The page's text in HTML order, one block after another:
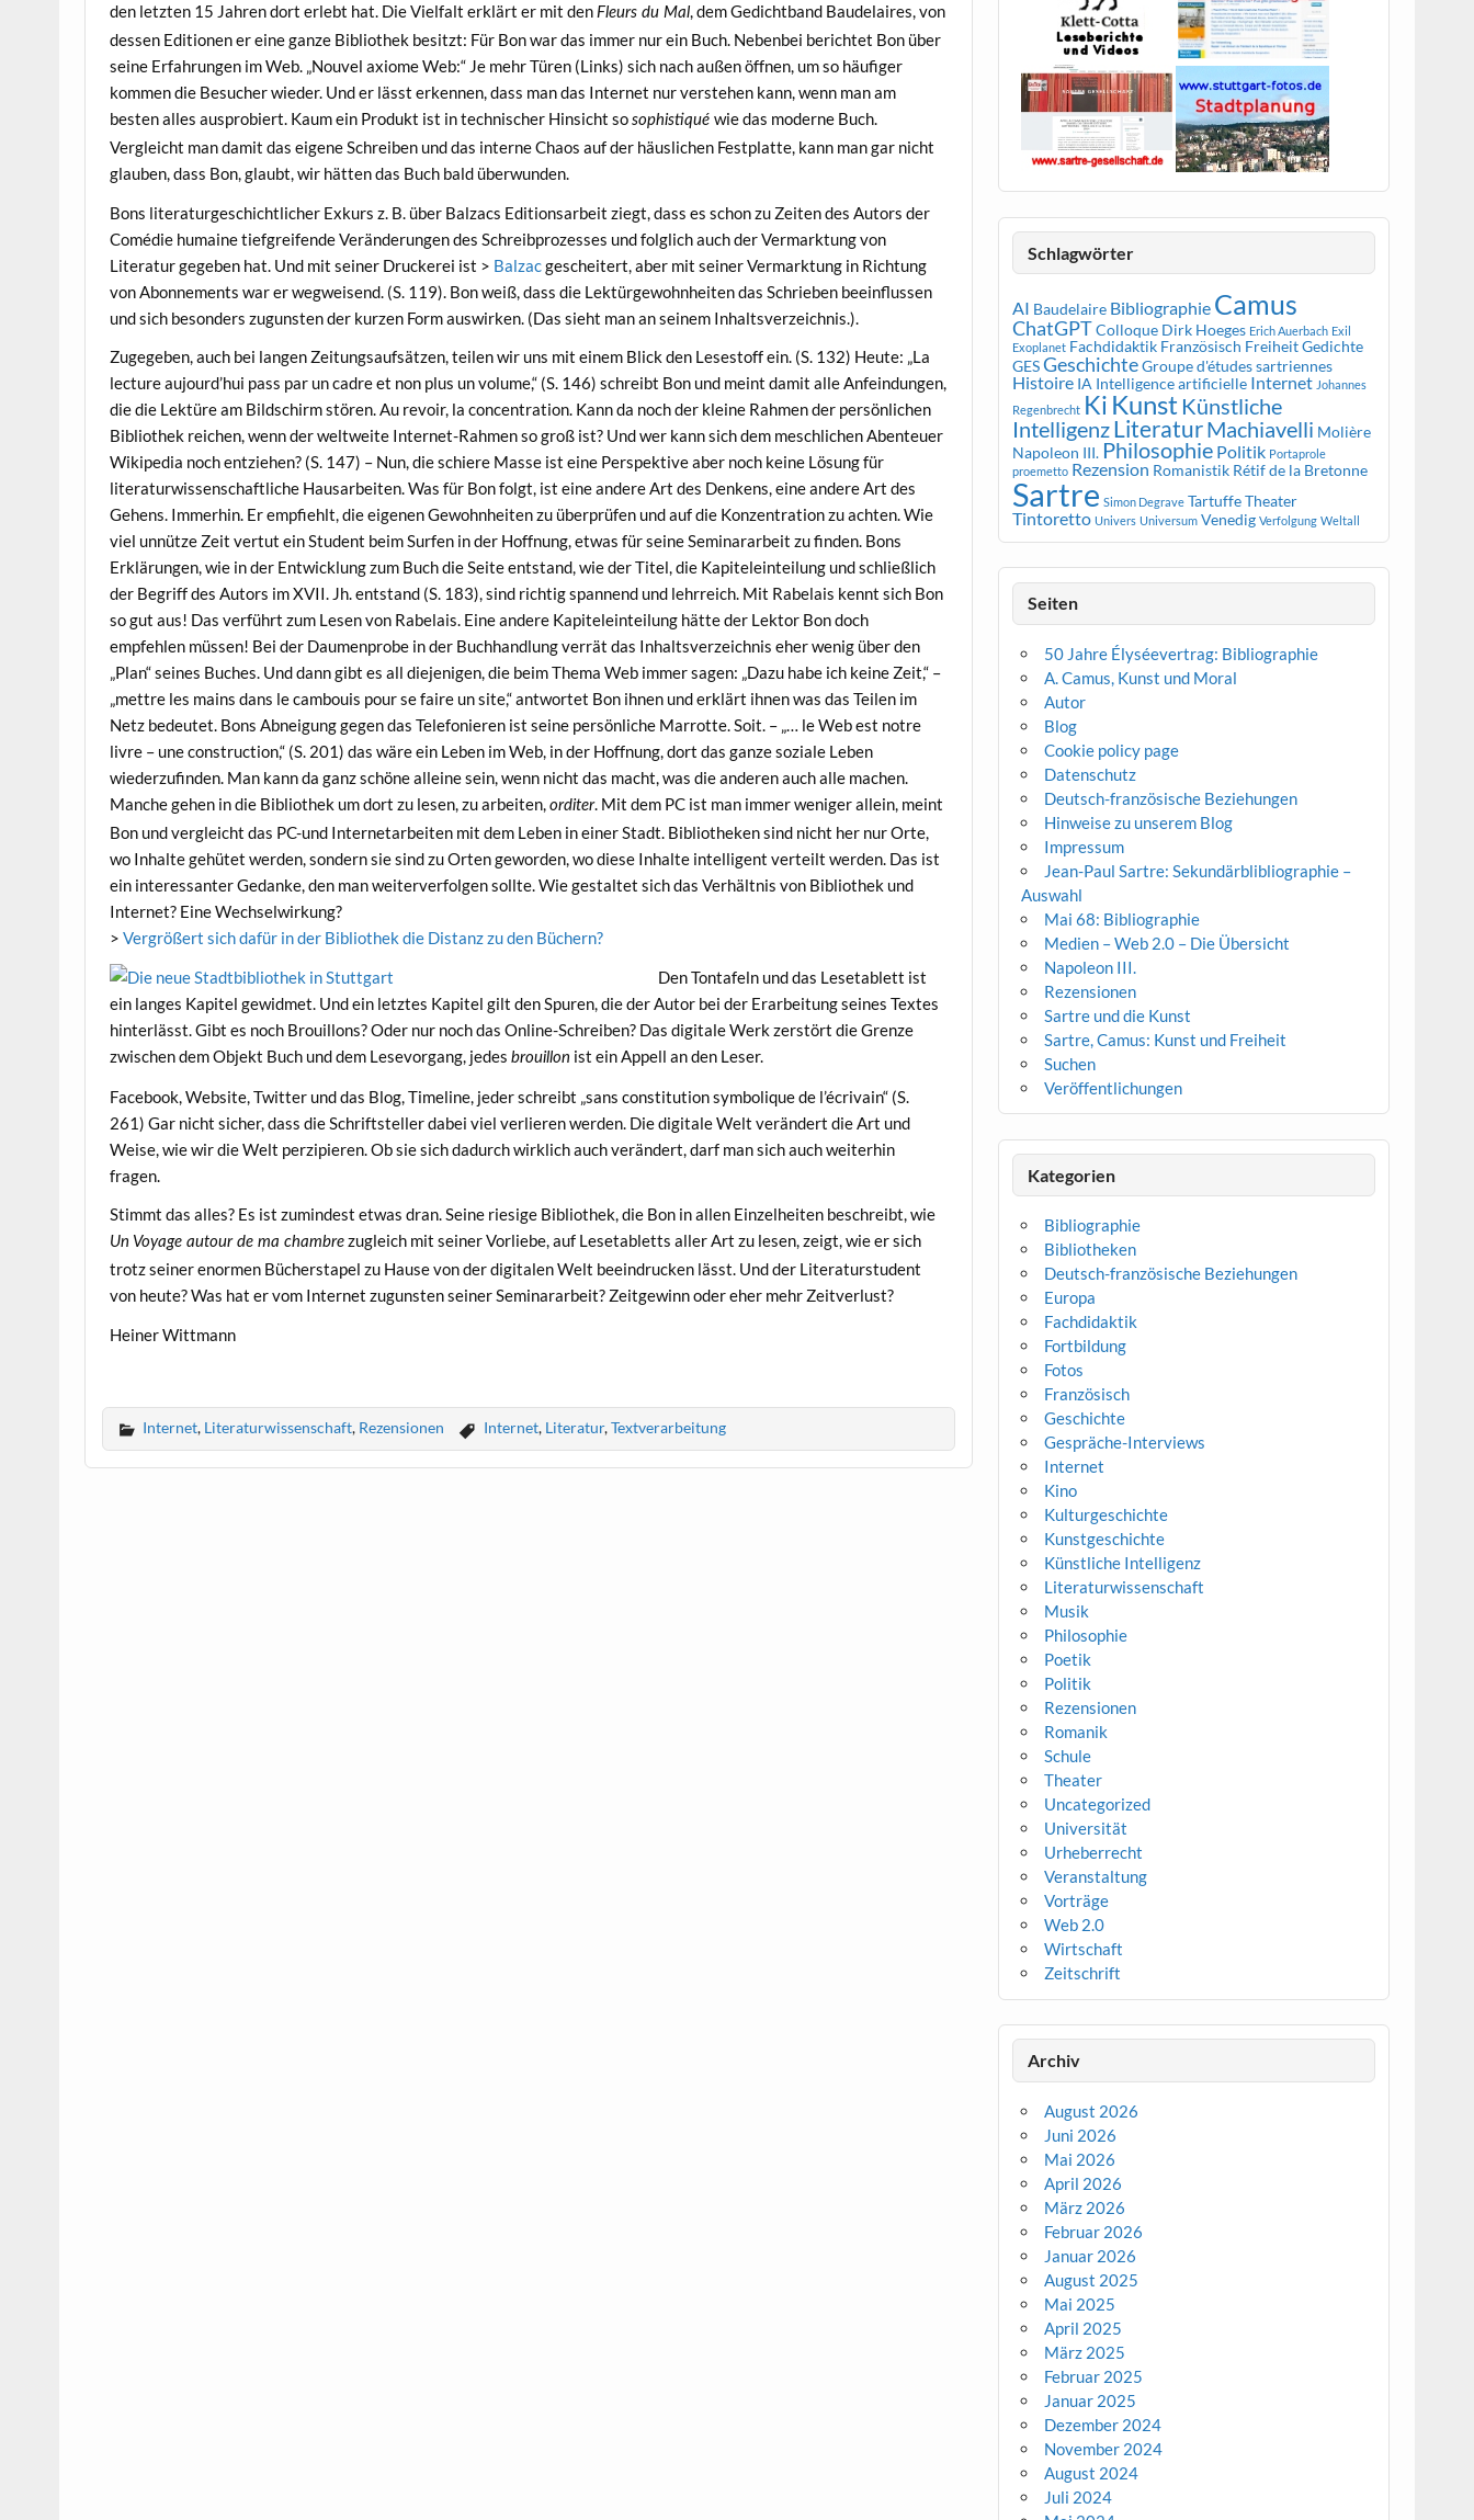
den letzten 15 Jahren dort erlebt hat. Die Vielfalt erklärt er mit den Fleurs du Mal, dem Gedichtband Baudelaires, von
dessen Editionen er eine ganze Bibliothek besitzt: Für Bon war das immer nur ein Buch. Nebenbei berichtet Bon über
seine Erfahrungen im Web. „Nouvel axiome Web:“ Je mehr Türen (Links) sich nach außen öffnen, um so häufiger
kommen die Besucher wieder. Und er lässt erkennen, dass man das Internet nur verstehen kann, wenn man am
besten alles ausprobiert. Kaum ein Produkt ist in technischer Hinsicht sosophistiquéwie das moderne Buch.
Vergleicht man damit das eigene Schreiben und das interne Chaos auf der häuslichen Festplatte, kann man gar nicht
glauben, dass Bon, glaubt, wir hätten das Buch bald überwunden.
Bons literaturgeschichtlicher Exkurs z. B. über Balzacs Editionsarbeit ziegt, dass es schon zu Zeiten des Autors der
Comédie humaine tiefgreifende Veränderungen des Schreibprozesses und folglich auch der Vermarktung von
Literatur gegeben hat. Und mit seiner Druckerei ist > Balzacgescheitert, aber mit seiner Vermarktung in Richtung
von Abonnements war er wegweisend. (S. 119). Bon weiß, dass die Lektürgewohnheiten das Schrieben beeinflussen
und sich besonders zugunsten der kurzen Form auswirken. (Das sieht man an seinem Inhaltsverzeichnis.).
Zugegeben, auch bei langen Zeitungsaufsätzen, teilen wir uns mit einem Blick den Lesestoff ein. (S. 132) Heute: „La
lecture aujourd’hui pass par un cadre et non plus un volume,“ (S. 146) schreibt Bon und meint damit alle Anfeindungen,
die die Lektüre am Bildschirm stören. Au revoir, la concentration. Kann da noch der kleine Rahmen der persönlichen
Bibliothek reichen, wenn der weltweite Internet-Rahmen so groß ist? Und wer kann sich dem meschlichen Abenteuer
Wikipedia noch entziehen? (S. 147) – Nun, die schiere Masse ist eine Perspektive aber noch keine Lösung für
literaturwissenschaftliche Hausarbeiten. Was für Bon folgt, ist eine andere Art des Denkens, eine andere Art des
Gehens. Immerhin. Er empfiehlt, die eigenen Gewohnheiten zu überprüfen und auf die Konzentration zu achten. Wie
viel unnütze Zeit vertut ein Student beim Surfen in der Hoffnung, etwas für seine Seminararbeit zu finden. Bons
Erklärungen, wie in der Entwicklung zum Buch die Seite entstand, wie der Titel, die Kapiteleinteilung und schließlich
der Begriff des Autors im XVII. Jh. entstand (S. 183), sind richtig spannend und lehrreich. Mit Rabelais kennt sich Bon
so gut aus! Das verführt zum Lesen von Rabelais. Eine andere Kapiteleinteilung hätte der Lektor Bon doch
empfehlen müssen! Bei der Daumenprobe in der Buchhandlung verrät das Inhaltsverzeichnis eher wenig über den
„Plan“ seines Buches. Und dann gibt es all diejenigen, die beim Thema Web immer sagen: „Dazu habe ich keine Zeit,“ –
„mettre les mains dans le cambouis pour se faire un site,“ antwortet Bon ihnen und erklärt ihnen was das Teilen im
Netz bedeutet. Bons Abneigung gegen das Telefonieren ist seine persönliche Marrotte. Soit. – „… le Web est notre
livre – une construction,“ (S. 201) das wäre ein Leben im Web, in der Hoffnung, dort das ganze soziale Leben
wiederzufinden. Man kann da ganz schöne alleine sein, wenn nicht das macht, was die anderen auch alle machen.
Manche gehen in die Bibliothek um dort zu lesen, zu arbeiten,orditer. Mit dem PC ist man immer weniger allein, meint
Bon und vergleicht das PC-und Internetarbeiten mit dem Leben in einer Stadt. Bibliotheken sind nicht her nur Orte,
wo Inhalte gehütet werden, sondern sie sind zu Orten geworden, wo diese Inhalte intelligent verteilt werden. Das ist
ein interessanter Gedanke, den man weiterverfolgen sollte. Wie gestaltet sich das Verhältnis von Bibliothek und
Internet? Eine Wechselwirkung?
>Vergrößert sich dafür in der Bibliothek die Distanz zu den Büchern?
Den Tontafeln und das Lesetablett ist
ein langes Kapitel gewidmet. Und ein letztes Kapitel gilt den Spuren, die der Autor bei der Erarbeitung seines Textes
hinterlässt. Gibt es noch Brouillons? Oder nur noch das Online-Schreiben? Das digitale Werk zerstört die Grenze
zwischen dem Objekt Buch und dem Lesevorgang, jedesbrouillon ist ein Appell an den Leser.
Facebook, Website, Twitter und das Blog, Timeline, jeder schreibt „sans constitution symbolique de l’écrivain“ (S.
261) Gar nicht sicher, dass die Schriftsteller dabei viel verlieren werden. Die digitale Welt verändert die Art und
Weise, wie wir die Welt perzipieren. Ob sie sich dadurch wirklich auch verändert, darf man sich auch weiterhin
fragen.
Stimmt das alles? Es ist zumindest etwas dran. Seine riesige Bibliothek, die Bon in allen Einzelheiten beschreibt, wie
Un Voyage autour de ma chambre zugleich mit seiner Vorliebe, auf Lesetabletts aller Art zu lesen, zeigt, wie er sich
trotz seiner enormen Bücherstapel zu Hause von der digitalen Welt beeindrucken lässt. Und der Literaturstudent
von heute? Was hat er vom Internet zugunsten seiner Seminararbeit? Zeitgewinn oder eher mehr Zeitverlust?
Heiner Wittmann
Internet, Literaturwissenschaft, Rezensionen Internet, Literatur,Textverarbeitung
Schlagwörter
AI Baudelaire Bibliographie Camus
ChatGPTColloque Dirk Hoeges Erich Auerbach Exil
Exoplanet Fachdidaktik Französisch FreiheitGedichte
GESGeschichteGroupe d'études sartriennes
Histoire IA Intelligence artificielle Internet Johannes
Regenbrecht Ki Kunst Künstliche
IntelligenzLiteraturMachiavelli Molière
Napoleon III. Philosophie Politik Portaprole
proemetto Rezension Romanistik Rétif de la Bretonne
Sartre Simon Degrave TartuffeTheater
Tintoretto Univers Universum Venedig Verfolgung Weltall
Seiten
50 Jahre Élyséevertrag: Bibliographie
A. Camus, Kunst und Moral
Autor
Blog
Cookie policy page
Datenschutz
Deutsch-französische Beziehungen
Hinweise zu unserem Blog
Impressum
Jean-Paul Sartre: Sekundärblibliographie –
Auswahl
Mai 68: Bibliographie
Medien – Web 2.0 – Die Übersicht
Napoleon III.
Rezensionen
Sartre und die Kunst
Sartre, Camus: Kunst und Freiheit
Suchen
Veröffentlichungen
Kategorien
Bibliographie
Bibliotheken
Deutsch-französische Beziehungen
Europa
Fachdidaktik
Fortbildung
Fotos
Französisch
Geschichte
Gespräche-Interviews
Internet
Kino
Kulturgeschichte
Kunstgeschichte
Künstliche Intelligenz
Literaturwissenschaft
Musik
Philosophie
Poetik
Politik
Rezensionen
Romanik
Schule
Theater
Uncategorized
Universität
Urheberrecht
Veranstaltung
Vorträge
Web 2.0
Wirtschaft
Zeitschrift
Archiv
August 2026
Juni 2026
Mai 2026
April 2026
März 2026
Februar 2026
Januar 2026
August 2025
Mai 2025
April 2025
März 2025
Februar 2025
Januar 2025
Dezember 2024
November 2024
August 2024
Juli 2024